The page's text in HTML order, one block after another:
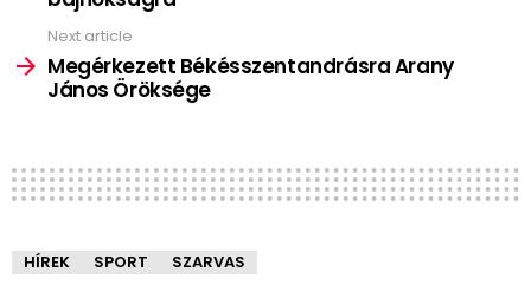
Next article
Megérkezett Békésszentandrásra Arany
János Öröksége
HÍREK SPORT SZARVAS